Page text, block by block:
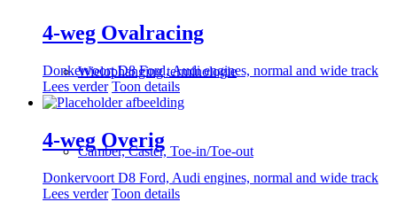
Wielophanging terminologie
Camber, Caster, Toe-in/Toe-out
4-weg Ovalracing
Donkervoort D8 Ford, Audi engines, normal and wide track
Lees verder Toon details
4-weg Overig
Donkervoort D8 Ford, Audi engines, normal and wide track
Lees verder Toon details